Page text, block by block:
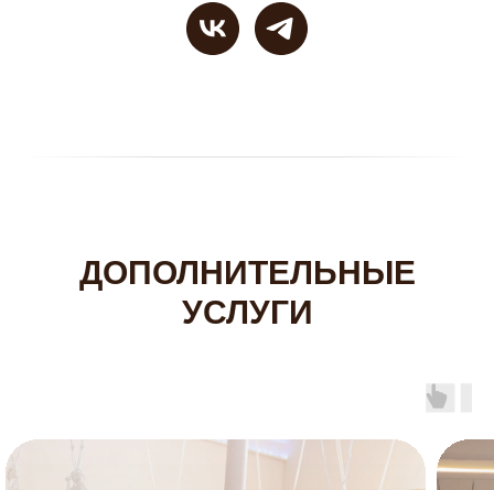
ДОПОЛНИТЕЛЬНЫЕ
УСЛУГИ